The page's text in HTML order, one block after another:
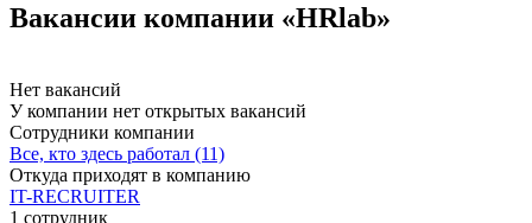
Вакансии компании «HRlab»
Нет вакансий
У компании нет открытых вакансий
Сотрудники компании
Все, кто здесь работал (11)
Откуда приходят в компанию
IT-RECRUITER
1 сотрудник